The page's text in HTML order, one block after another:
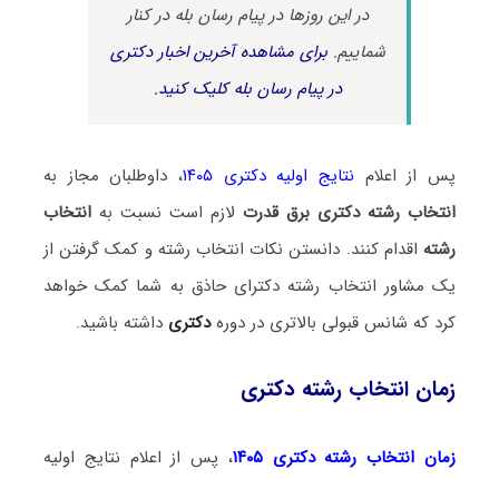
در این روزها در پیام رسان بله در کنار
شماییم.برای مشاهده آخرین اخبار دکتری
در پیام رسان بله کلیک کنید.
پس از اعلام نتایج اولیه دکتری ۱۴۰۵
، داوطلبان مجاز به
انتخاب رشته دکتری برق قدرتلازم است نسبت بهانتخاب
رشته اقدام کنند. دانستن نکات انتخاب رشته و کمک گرفتن از
یک مشاور انتخاب رشته دکترای حاذق به شما کمک خواهد
کرد که شانس قبولی بالاتری در دورهدکتری داشته باشید.
زمان انتخاب رشته دکتری
زمان انتخاب رشته دکتری ۱۴۰۵
، پس از اعلام نتایج اولیه